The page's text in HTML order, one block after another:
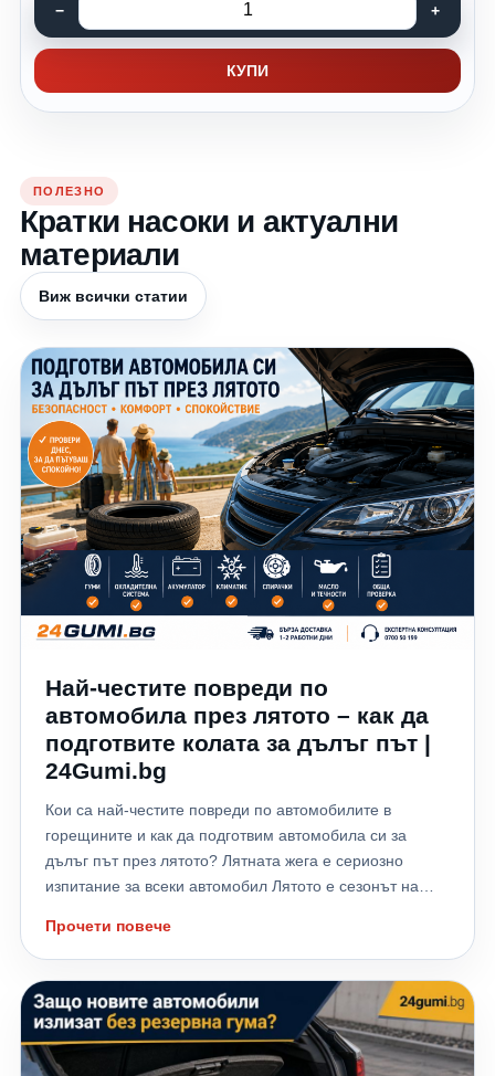
КУПИ
ПОЛЕЗНО
Кратки насоки и актуални
материали
Виж всички статии
Най-честите повреди по
автомобила през лятото – как да
подготвите колата за дълъг път |
24Gumi.bg
Кои са най-честите повреди по автомобилите в
горещините и как да подготвим автомобила си за
дълъг път през лятото? Лятната жега е сериозно
изпитание за всеки автомобил Лятото е сезонът на
които много шофьори изминават към морето,
планината или чужбина. Високите температури обаче
не натоварват само водача – те поставят на сериозно
изпитание всички системи на автомобила. Всяка
година хиляди автомобили аварират именно през
летните месеци заради прегряване на двигателя,
Прочети повече